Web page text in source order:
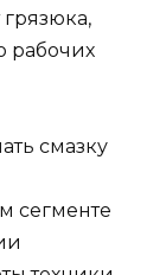
рабочих
смазку
сегменте